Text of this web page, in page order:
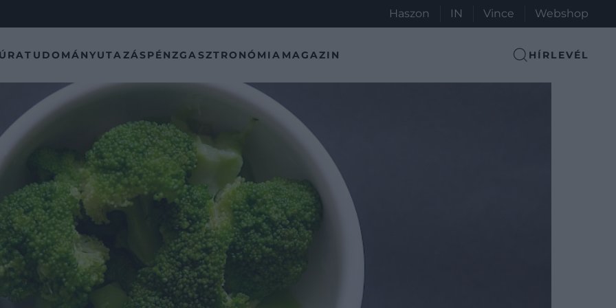
Haszon IN Vince Webshop
TUDOMÁNYUTAZÁSPÉNZGASZTRONÓMIA MAGAZIN HÍRLEVÉL